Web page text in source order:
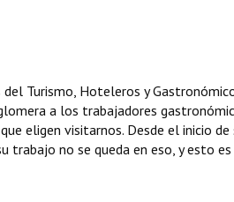
Turismo, Hoteleros y
a los trabajadores
eligen visitarnos. Desde el inicio de
trabajo no se queda en eso, y esto